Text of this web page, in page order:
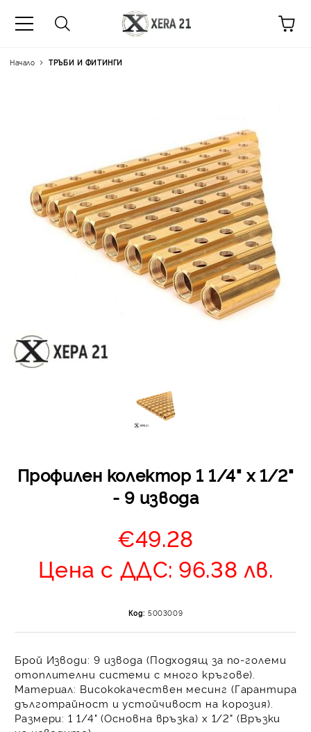
Начало ТРЪБИ И ФИТИНГИ
Профилен колектор 1 1/4" х 1/2"
- 9 извода
€49.28
Цена с ДДС: 96.38 лв.
Код: 5003009
Брой Изводи: 9 извода (Подходящ за по-големи
отоплителни системи с много кръгове).
Материал: Висококачествен месинг (Гарантира
дълготрайност и устойчивост на корозия).
Размери: 1 1/4" (Основна връзка) х 1/2" (Връзки
Цена на продукта:
оскъпяване. За
до 400 лв. / €204,52
Плащане на 4 вноски.
момента с карта.
се разделя на 3 равни
без оскъпяване. За
стойност до 1000
на поръчката се
равни месечни вноски
/ €1022.61